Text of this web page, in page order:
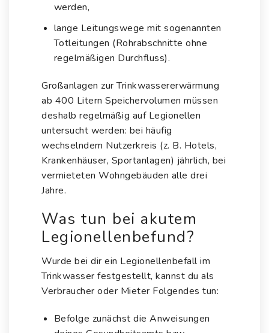
werden,
lange Leitungswege mit sogenannten
Totleitungen (Rohrabschnitte ohne
regelmäßigen Durchfluss).
Großanlagen zur Trinkwassererwärmung
ab 400 Litern Speichervolumen müssen
deshalb regelmäßig auf Legionellen
untersucht werden: bei häufig
wechselndem Nutzerkreis (z. B. Hotels,
Krankenhäuser, Sportanlagen) jährlich, bei
vermieteten Wohngebäuden alle drei
Jahre.
Was tun bei akutem
Legionellenbefund?
Wurde bei dir ein Legionellenbefall im
Trinkwasser festgestellt, kannst du als
Verbraucher oder Mieter Folgendes tun:
Befolge zunächst die Anweisungen